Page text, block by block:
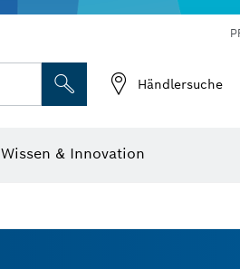
Händlersuche
Wissen & Innovation